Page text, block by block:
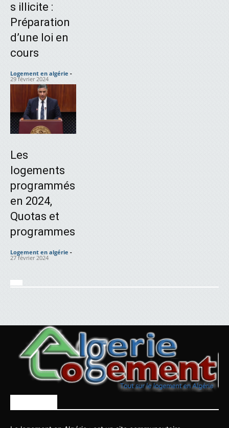
s illicite :
Préparation
d’une loi en
cours
Logement en algérie -
29 février 2024
Les
logements
programmés
en 2024,
Quotas et
programmes
Logement en algérie -
27 février 2024